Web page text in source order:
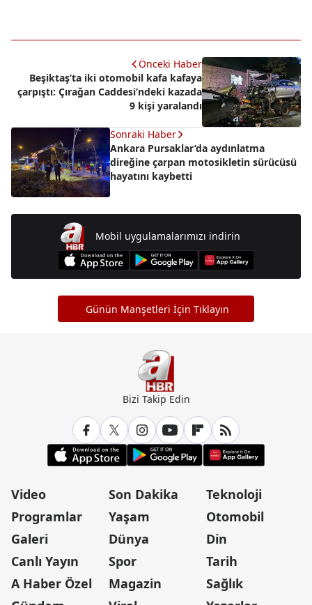
Önceki Haber
Beşiktaş’ta iki otomobil kafa kafaya
çarpıştı: Çırağan Caddesi’ndeki kazada
9 kişi yaralandı
Sonraki Haber
Ankara Pursaklar’da aydınlatma
direğine çarpan motosikletin sürücüsü
hayatını kaybetti
Mobil uygulamalarımızı indirin
Günün Manşetleri İçin Tıklayın
Bizi Takip Edin
Video
Programlar
Galeri
Canlı Yayın
A Haber Özel
Son Dakika
Yaşam
Dünya
Spor
Magazin
Teknoloji
Otomobil
Din
Tarih
Sağlık